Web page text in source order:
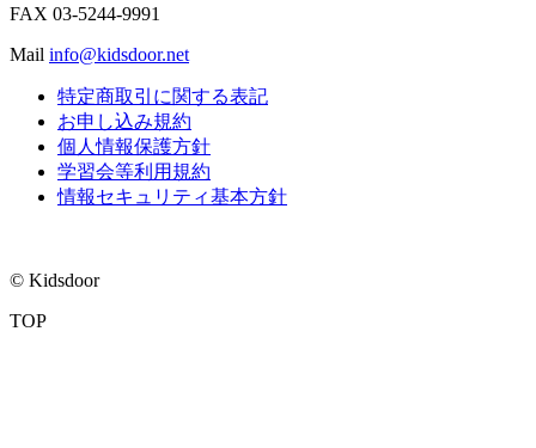
FAX 03-5244-9991
Mail info@kidsdoor.net
特定商取引に関する表記
お申し込み規約
個人情報保護方針
学習会等利用規約
情報セキュリティ基本方針
© Kidsdoor
TOP